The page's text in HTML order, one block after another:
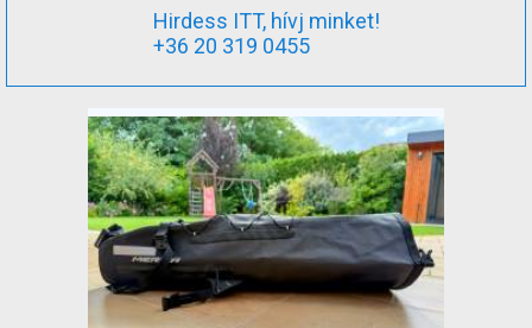
Hirdess ITT, hívj minket!
+36 20 319 0455